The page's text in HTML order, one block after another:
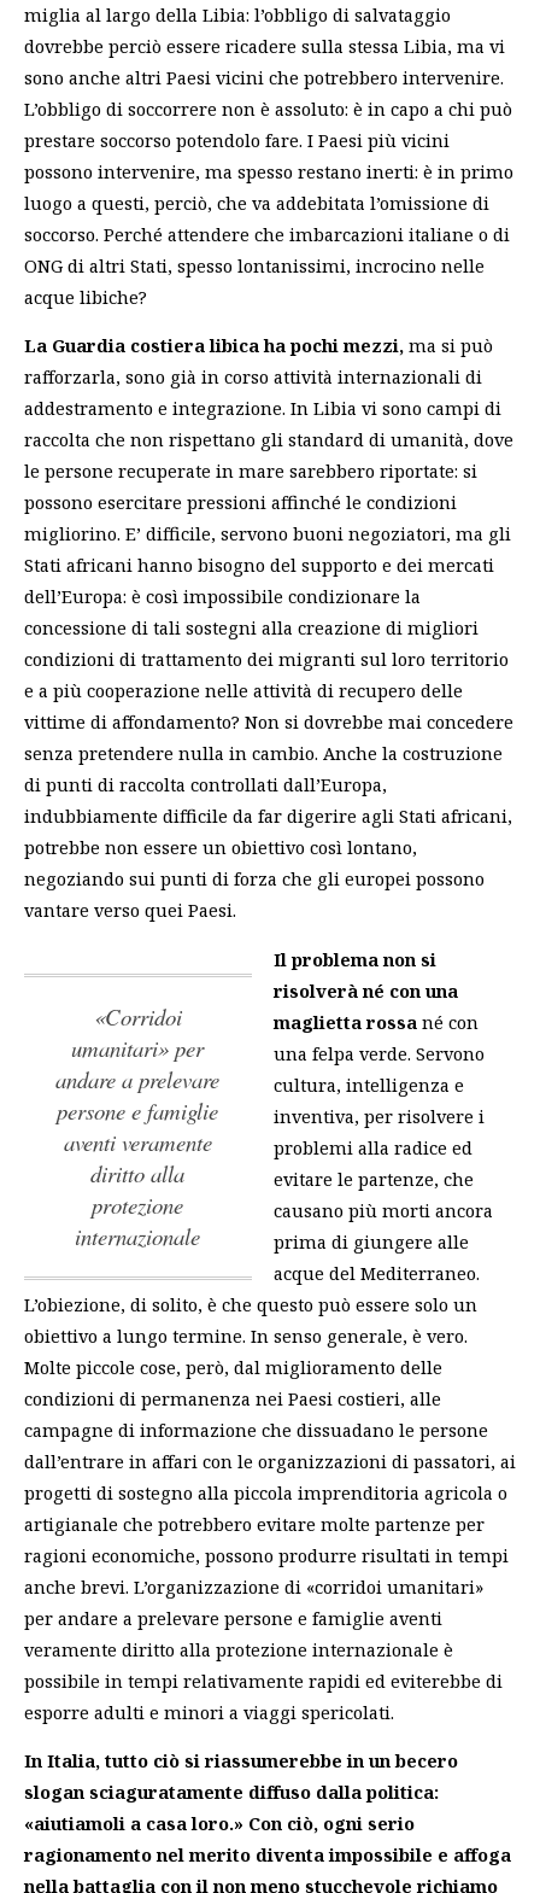
miglia al largo della Libia: l’obbligo di salvataggio
dovrebbe perciò essere ricadere sulla stessa Libia, ma vi
sono anche altri Paesi vicini che potrebbero intervenire.
L’obbligo di soccorrere non è assoluto: è in capo a chi può
prestare soccorso potendolo fare. I Paesi più vicini
possono intervenire, ma spesso restano inerti: è in primo
luogo a questi, perciò, che va addebitata l’omissione di
soccorso. Perché attendere che imbarcazioni italiane o di
ONG di altri Stati, spesso lontanissimi, incrocino nelle
acque libiche?
La Guardia costiera libica ha pochi mezzi, ma si può
rafforzarla, sono già in corso attività internazionali di
addestramento e integrazione. In Libia vi sono campi di
raccolta che non rispettano gli standard di umanità, dove
le persone recuperate in mare sarebbero riportate: si
possono esercitare pressioni affinché le condizioni
migliorino. E’ difficile, servono buoni negoziatori, ma gli
Stati africani hanno bisogno del supporto e dei mercati
dell’Europa: è così impossibile condizionare la
concessione di tali sostegni alla creazione di migliori
condizioni di trattamento dei migranti sul loro territorio
e a più cooperazione nelle attività di recupero delle
vittime di affondamento? Non si dovrebbe mai concedere
senza pretendere nulla in cambio. Anche la costruzione
di punti di raccolta controllati dall’Europa,
indubbiamente difficile da far digerire agli Stati africani,
potrebbe non essere un obiettivo così lontano,
negoziando sui punti di forza che gli europei possono
vantare verso quei Paesi.
«corridoi
umanitari» per
andare a prelevare
persone e famiglie
aventi veramente
diritto alla
protezione
internazionale
Il problema non si
risolverà né con una
maglietta rossa né con
una felpa verde. Servono
cultura, intelligenza e
inventiva, per risolvere i
problemi alla radice ed
evitare le partenze, che
causano più morti ancora
prima di giungere alle
acque del Mediterraneo.
L’obiezione, di solito, è che questo può essere solo un
obiettivo a lungo termine. In senso generale, è vero.
Molte piccole cose, però, dal miglioramento delle
condizioni di permanenza nei Paesi costieri, alle
campagne di informazione che dissuadano le persone
dall’entrare in affari con le organizzazioni di passatori, ai
progetti di sostegno alla piccola imprenditoria agricola o
artigianale che potrebbero evitare molte partenze per
ragioni economiche, possono produrre risultati in tempi
anche brevi. L’organizzazione di «corridoi umanitari»
per andare a prelevare persone e famiglie aventi
veramente diritto alla protezione internazionale è
possibile in tempi relativamente rapidi ed eviterebbe di
esporre adulti e minori a viaggi spericolati.
In Italia, tutto ciò si riassumerebbe in un becero
slogan sciaguratamente diffuso dalla politica:
«aiutiamoli a casa loro.» Con ciò, ogni serio
ragionamento nel merito diventa impossibile e affoga
nella battaglia con il non meno stucchevole richiamo